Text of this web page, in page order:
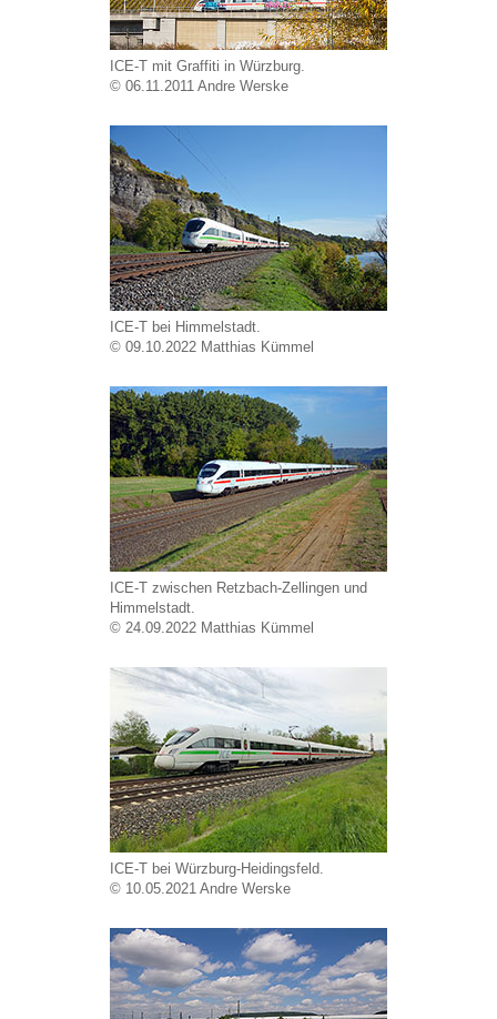
ICE-T mit Graffiti in Würzburg.
© 06.11.2011 Andre Werske
ICE-T bei Himmelstadt.
© 09.10.2022 Matthias Kümmel
ICE-T zwischen Retzbach-Zellingen und
Himmelstadt.
© 24.09.2022 Matthias Kümmel
ICE-T bei Würzburg-Heidingsfeld.
© 10.05.2021 Andre Werske